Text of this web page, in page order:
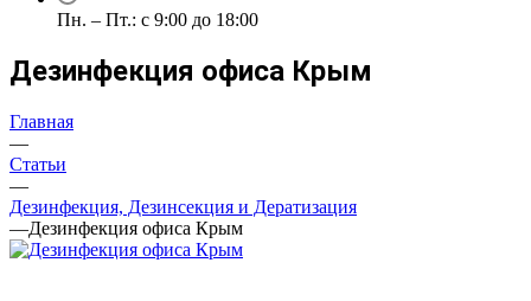
Пн. – Пт.: с 9:00 до 18:00
Дезинфекция офиса Крым
Главная
—
Статьи
—
Дезинфекция, Дезинсекция и Дератизация
—Дезинфекция офиса Крым